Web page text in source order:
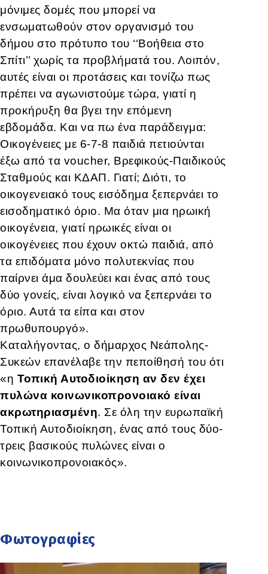
μόνιμες δομές που μπορεί να
ενσωματωθούν στον οργανισμό του
δήμου στο πρότυπο του ‘‘Βοήθεια στο
Σπίτι’’ χωρίς τα προβλήματά του. Λοιπόν,
αυτές είναι οι προτάσεις και τονίζω πως
πρέπει να αγωνιστούμε τώρα, γιατί η
προκήρυξη θα βγει την επόμενη
εβδομάδα. Και να πω ένα παράδειγμα:
Οικογένειες με 6-7-8 παιδιά πετιούνται
έξω από τα voucher, Βρεφικούς-Παιδικούς
Σταθμούς και ΚΔΑΠ. Γιατί; Διότι, το
οικογενειακό τους εισόδημα ξεπερνάει το
εισοδηματικό όριο. Μα όταν μια ηρωική
οικογένεια, γιατί ηρωικές είναι οι
οικογένειες που έχουν οκτώ παιδιά, από
τα επιδόματα μόνο πολυτεκνίας που
παίρνει άμα δουλεύει και ένας από τους
δύο γονείς, είναι λογικό να ξεπερνάει το
όριο. Αυτά τα είπα και στον
πρωθυπουργό».
Καταλήγοντας, ο δήμαρχος Νεάπολης-
Συκεών επανέλαβε την πεποίθησή του ότι
«η Τοπική Αυτοδιοίκηση αν δεν έχει
πυλώνα κοινωνικοπρονοιακό είναι
ακρωτηριασμένη. Σε όλη την ευρωπαϊκή
Τοπική Αυτοδιοίκηση, ένας από τους δύο-
τρεις βασικούς πυλώνες είναι ο
κοινωνικοπρονοιακός».
Φωτογραφίες